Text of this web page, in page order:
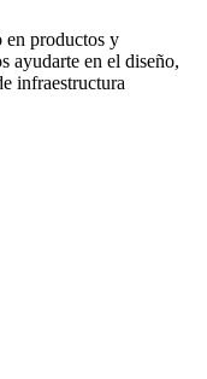
en productos y
ayudarte en el diseño,
infraestructura